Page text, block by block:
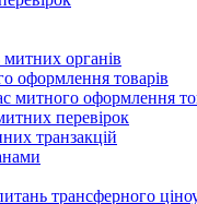
органів
оформлення товарів
митного оформлення
перевірок
транзакцій
трансферного